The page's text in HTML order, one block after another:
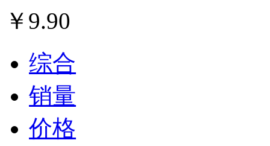
￥ 9.90
综合
销量
价格